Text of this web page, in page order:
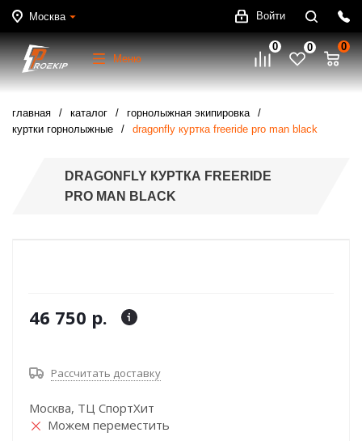
Москва Войти
Меню
0 0 0
главная каталог
горнолыжная экипировка
куртки горнолыжные
dragonfly куртка freeride pro man black
DRAGONFLY КУРТКА FREERIDE
PRO MAN BLACK
46 750 р.
Рассчитать доставку
Москва, ТЦ СпортХит
Можем переместить